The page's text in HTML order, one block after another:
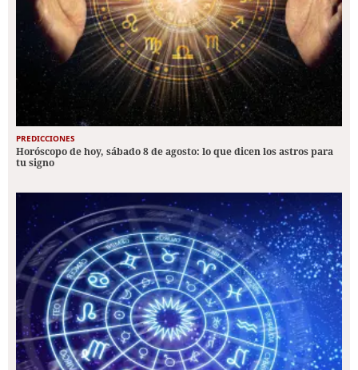
PREDICCIONES
Horóscopo de hoy, sábado 8 de agosto: lo que dicen los astros para
tu signo